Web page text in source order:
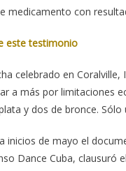
medicamento con
este testimonio
celebrado en
a más por limitaciones
y dos de bronce.
inicios de mayo el
Dance Cuba, clausuró